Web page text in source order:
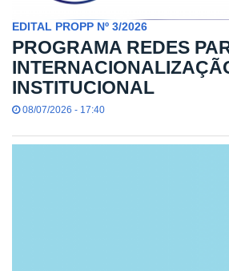
EDITAL PROPP Nº 3/2026
PROGRAMA REDES
INSTITUCIONAL
08/07/2026 - 17:40